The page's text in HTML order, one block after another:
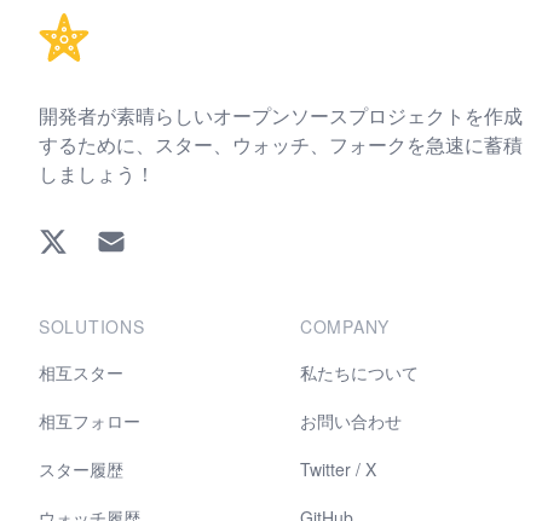
開発者が素晴らしいオープンソースプロジェクトを作成
するために、スター、ウォッチ、フォークを急速に蓄積
しましょう！
Twitter EMAIL
SOLUTIONS
相互スター
相互フォロー
スター履歴
COMPANY
私たちについて
お問い合わせ
Twitter / X